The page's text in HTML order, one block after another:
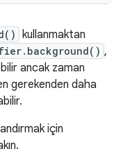
kullanmaktan
,
ancak zaman
gerekenden daha
için